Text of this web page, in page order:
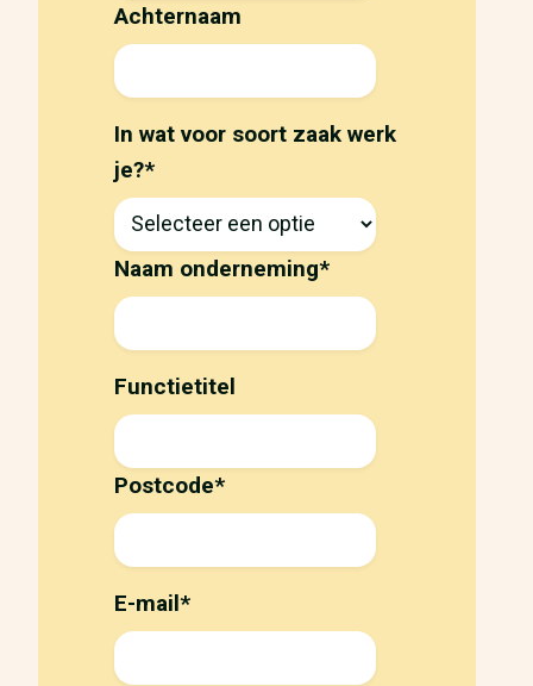
Achternaam
In wat voor soort zaak werk
je?*
Naam onderneming*
Functietitel
Postcode*
E-mail*